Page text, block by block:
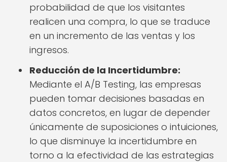
probabilidad de que los visitantes
realicen una compra, lo que se traduce
en un incremento de las ventas y los
ingresos.
Reducción de la Incertidumbre:
Mediante el A/B Testing, las empresas
pueden tomar decisiones basadas en
datos concretos, en lugar de depender
únicamente de suposiciones o intuiciones,
lo que disminuye la incertidumbre en
torno a la efectividad de las estrategias